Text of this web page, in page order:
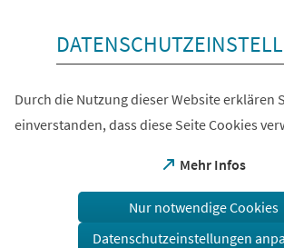
Durch die Nutzung dieser Website erklären
einverstanden, dass diese Seite Cookies
Mehr Infos
(Öffnet
einem
Tab)
Nur notwendige Cookies
Datenschutzeinstellungen